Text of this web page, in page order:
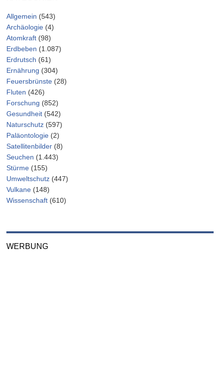
Allgemein (543)
Archäologie (4)
Atomkraft (98)
Erdbeben (1.087)
Erdrutsch (61)
Ernährung (304)
Feuersbrünste (28)
Fluten (426)
Forschung (852)
Gesundheit (542)
Naturschutz (597)
Paläontologie (2)
Satellitenbilder (8)
Seuchen (1.443)
Stürme (155)
Umweltschutz (447)
Vulkane (148)
Wissenschaft (610)
WERBUNG